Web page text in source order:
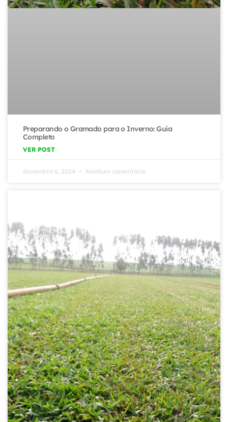
Preparando o Gramado para o Inverno: Guia
Completo
VER POST
dezembro 6, 2024 Nenhum comentário